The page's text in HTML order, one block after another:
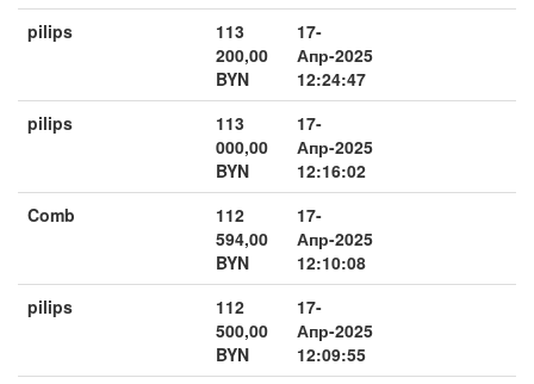
pilips
113
200,00
BYN
17-
Апр-2025
12:24:47
pilips
113
000,00
BYN
17-
Апр-2025
12:16:02
Comb
112
594,00
BYN
17-
Апр-2025
12:10:08
pilips
112
500,00
BYN
17-
Апр-2025
12:09:55